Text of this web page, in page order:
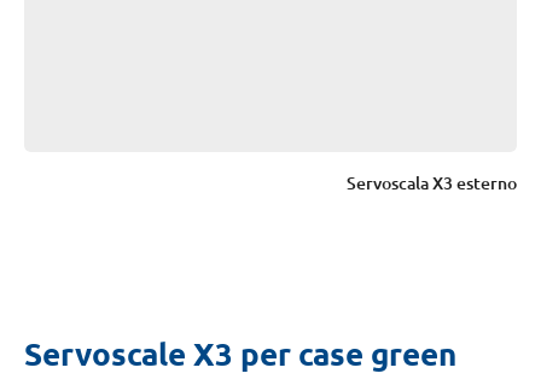
Servoscala X3 esterno
Servoscale X3 per case green